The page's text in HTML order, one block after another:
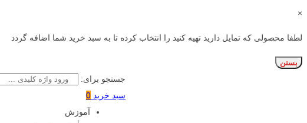
×
لطفا محصولی که تمایل دارید تهیه کنید را انتخاب کرده تا به سبد خرید شما اضافه گردد
بستن
جستجو برای:
سبد خرید 0
آموزش